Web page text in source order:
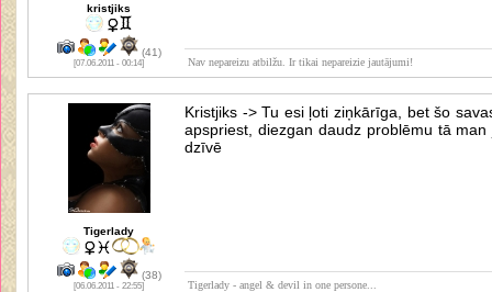
kristjiks
(41)
[07.06.2011 - 00:14] Nav nepareizu atbilžu. Ir tikai nepareizie jautājumi!
Tigerlady
(38)
[06.06.2011 - 22:55]
Kristjiks -> Tu esi ļoti ziņkārīga, bet šo
apspriest, diezgan daudz problēmu tā
dzīvē
Tigerlady - angel & devil in one persone...